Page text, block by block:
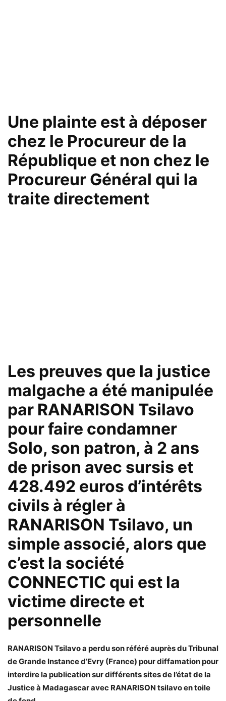
Une plainte est à déposer
chez le Procureur de la
République et non chez le
Procureur Général qui la
traite directement
Les preuves que la justice
malgache a été manipulée
par RANARISON Tsilavo
pour faire condamner
Solo, son patron, à 2 ans
de prison avec sursis et
428.492 euros d’intérêts
civils à régler à
RANARISON Tsilavo, un
simple associé, alors que
c’est la société
CONNECTIC qui est la
victime directe et
personnelle
RANARISON Tsilavo a perdu son référé auprès du Tribunal
de Grande Instance d’Evry (France) pour diffamation pour
interdire la publication sur différents sites de l’état de la
Justice à Madagascar avec RANARISON tsilavo en toile